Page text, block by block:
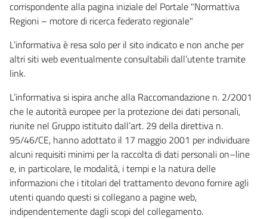
corrispondente alla pagina iniziale del Portale "Normattiva
Regioni – motore di ricerca federato regionale"
L’informativa è resa solo per il sito indicato e non anche per
altri siti web eventualmente consultabili dall’utente tramite
link.
L’informativa si ispira anche alla Raccomandazione n. 2/2001
che le autorità europee per la protezione dei dati personali,
riunite nel Gruppo istituito dall’art. 29 della direttiva n.
95/46/CE, hanno adottato il 17 maggio 2001 per individuare
alcuni requisiti minimi per la raccolta di dati personali on–line
e, in particolare, le modalità, i tempi e la natura delle
informazioni che i titolari del trattamento devono fornire agli
utenti quando questi si collegano a pagine web,
indipendentemente dagli scopi del collegamento.